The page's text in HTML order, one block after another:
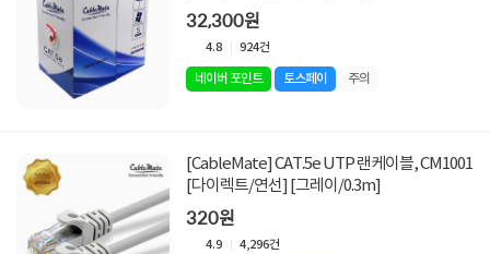
32,300원
4.8 924건
네이버 포인트 토스페이 주의
[CableMate] CAT.5e UTP 랜케이블, CM1001
[다이렉트/연선] [그레이/0.3m]
320원
4.9 4,296건